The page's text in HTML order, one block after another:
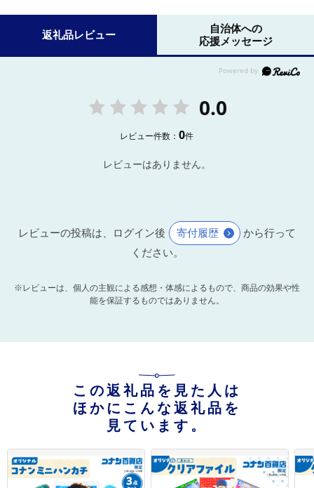
返礼品レビュー
自治体への
応援メッセージ
0.0
レビュー件数：0件
レビューはありません。
レビューの投稿は、ログイン後 寄付履歴
から行って
ください。
※レビューは、個人の主観による感想・体感によるもので、商品の効果や性
能を保証するものではありません。
この返礼品を見た人は
ほかにこんな返礼品を
見ています。